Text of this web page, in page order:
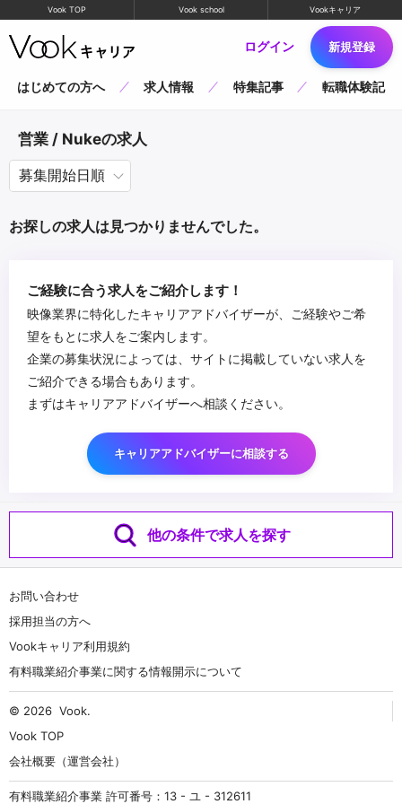
Vook TOP Vook school Vookキャリア
ログイン 新規登録
はじめての方へ 求人情報 特集記事 転職体験記
営業 / Nukeの求人
お探しの求人は見つかりませんでした。
ご経験に合う求人をご紹介します！
映像業界に特化したキャリアアドバイザーが、ご経験やご希
望をもとに求人をご案内します。
企業の募集状況によっては、サイトに掲載していない求人を
ご紹介できる場合もあります。
まずはキャリアアドバイザーへ相談ください。
キャリアアドバイザーに相談する
他の条件で求人を探す
お問い合わせ
採用担当の方へ
Vookキャリア利用規約
有料職業紹介事業に関する情報開示について
© 2026 Vook.
Vook TOP
会社概要（運営会社）
有料職業紹介事業 許可番号：13 - ユ - 312611